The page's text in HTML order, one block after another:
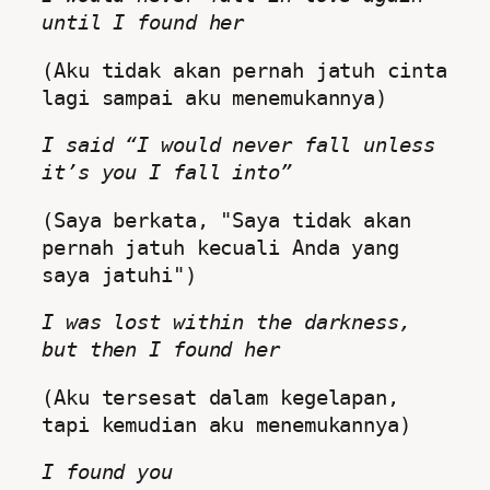
until I found her
(Aku tidak akan pernah jatuh cinta
lagi sampai aku menemukannya)
I said “I would never fall unless
it’s you I fall into”
(Saya berkata, "Saya tidak akan
pernah jatuh kecuali Anda yang
saya jatuhi")
I was lost within the darkness,
but then I found her
(Aku tersesat dalam kegelapan,
tapi kemudian aku menemukannya)
I found you